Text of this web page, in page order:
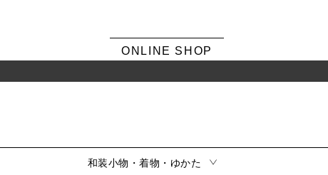
ONLINE SHOP
和装小物・着物・ゆかた